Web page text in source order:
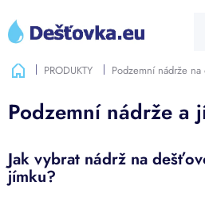
obsah
CZK
DomůPRODUKTY Podzemní nádrže
Podzemní nádrže a
Jak vybrat nádrž na
jímku?